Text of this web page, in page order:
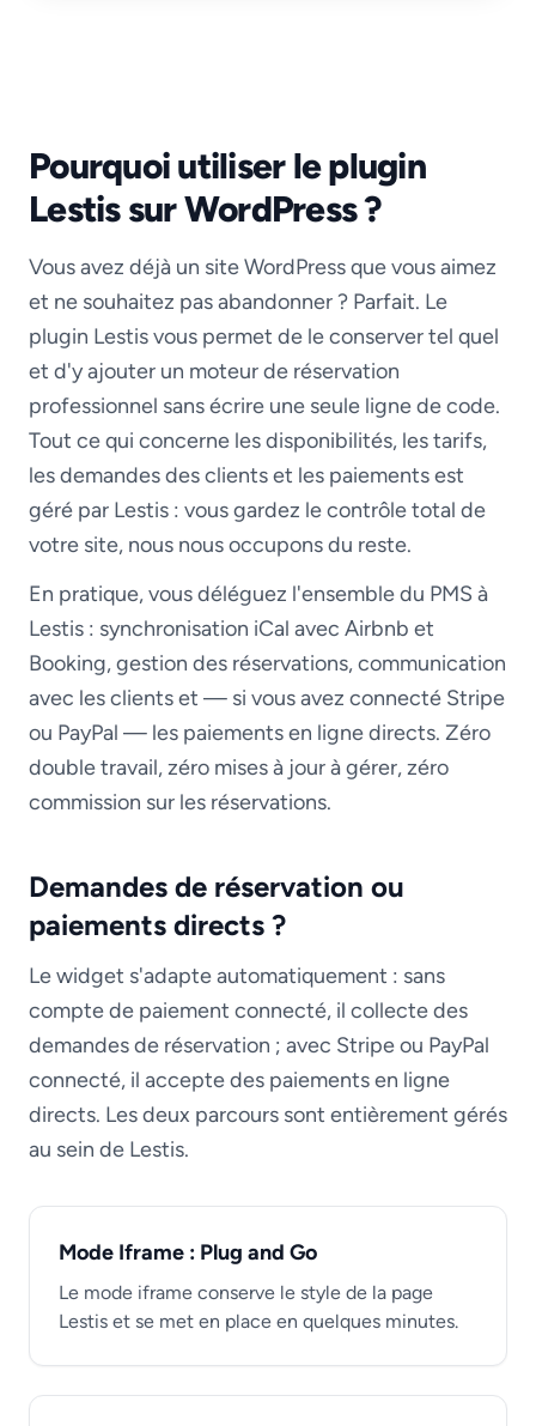
Pourquoi utiliser le plugin
Lestis sur WordPress ?
Vous avez déjà un site WordPress que vous aimez
et ne souhaitez pas abandonner ? Parfait. Le
plugin Lestis vous permet de le conserver tel quel
et d'y ajouter un moteur de réservation
professionnel sans écrire une seule ligne de code.
Tout ce qui concerne les disponibilités, les tarifs,
les demandes des clients et les paiements est
géré par Lestis : vous gardez le contrôle total de
votre site, nous nous occupons du reste.
En pratique, vous déléguez l'ensemble du PMS à
Lestis : synchronisation iCal avec Airbnb et
Booking, gestion des réservations, communication
avec les clients et — si vous avez connecté Stripe
ou PayPal — les paiements en ligne directs. Zéro
double travail, zéro mises à jour à gérer, zéro
commission sur les réservations.
Demandes de réservation ou
paiements directs ?
Le widget s'adapte automatiquement : sans
compte de paiement connecté, il collecte des
demandes de réservation ; avec Stripe ou PayPal
connecté, il accepte des paiements en ligne
directs. Les deux parcours sont entièrement gérés
au sein de Lestis.
Mode Iframe : Plug and Go
Le mode iframe conserve le style de la page
Lestis et se met en place en quelques minutes.